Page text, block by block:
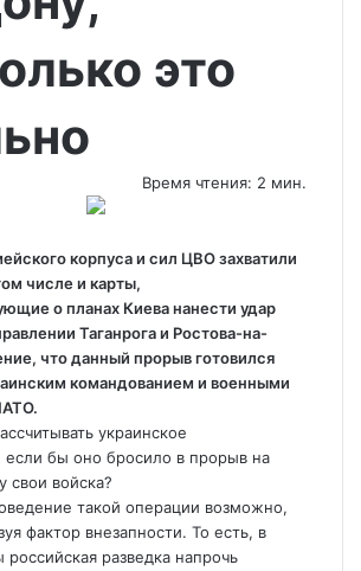
это
Время чтения: 2 мин.
корпуса и сил ЦВО захватили
числе и карты,
о планах Киева нанести удар
Таганрога и Ростова-на-
что данный прорыв готовился
командованием и военными
украинское
если бы оно бросило в прорыв на
свои войска?
такой операции возможно,
фактор внезапности. То есть, в
российская разведка напрочь